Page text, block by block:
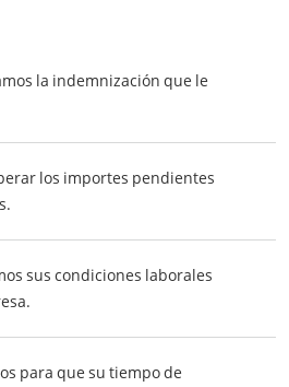
la indemnización que le
los importes pendientes
sus condiciones laborales
para que su tiempo de